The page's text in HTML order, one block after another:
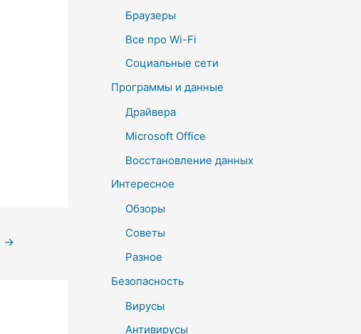
→
Браузеры
Все про Wi-Fi
Социальные сети
Программы и данные
Драйвера
Microsoft Office
Восстановление данных
Интересное
Обзоры
Советы
Разное
Безопасность
Вирусы
Антивирусы